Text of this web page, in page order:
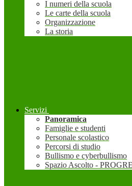
I numeri della scuola
Le carte della scuola
Organizzazione
La storia
Servizi
Panoramica
Famiglie e studenti
Personale scolastico
Percorsi di studio
Bullismo e cyberbullismo
Spazio Ascolto -